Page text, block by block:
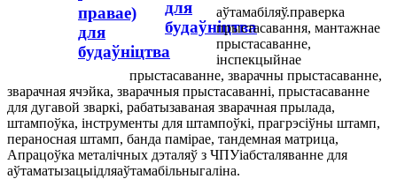
правае)
для
будаўніцтва
для
будаўніцтва
аўтамабіляў.праверка
прыстасавання, мантажнае
прыстасаванне,
інспекцыйнае
прыстасаванне, зварачны прыстасаванне,
зварачная ячэйка, зварачныя прыстасаванні, прыстасаванне
для дугавой зваркі, рабатызаваная зварачная прылада,
штампоўка, інструменты для штампоўкі, прагрэсіўны штамп,
пераносная штамп, банда памірае, тандемная матрица,
Апрацоўка металічных дэталяў з ЧПУіабсталяванне для
аўтаматызацыідляаўтамабільныгаліна.